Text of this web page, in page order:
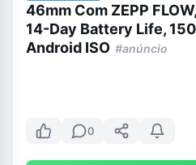
46mm Com ZEPP
14-Day Battery Life,
Android ISO #anúncio
0